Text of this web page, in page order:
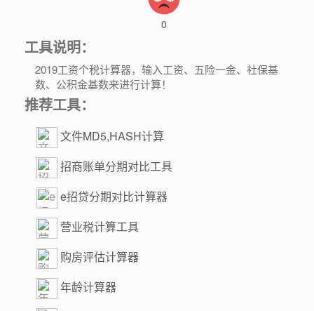
0
工具说明：
2019工资个税计算器，输入工资、五险一金、社保基
数、公积金基数来进行计算！
推荐工具：
文件MD5,HASH计算
招商账单分期对比工具
e招贷分期对比计算器
营业税计算工具
购房评估计算器
年龄计算器